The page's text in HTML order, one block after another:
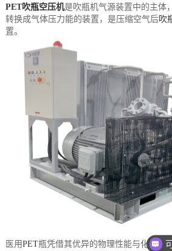
PET吹瓶空压机是吹瓶机气源装置中的主体
转换成气体压力能的装置，是压缩空气后吹
置。
医用PET瓶凭借其优异的物理性能与化学性